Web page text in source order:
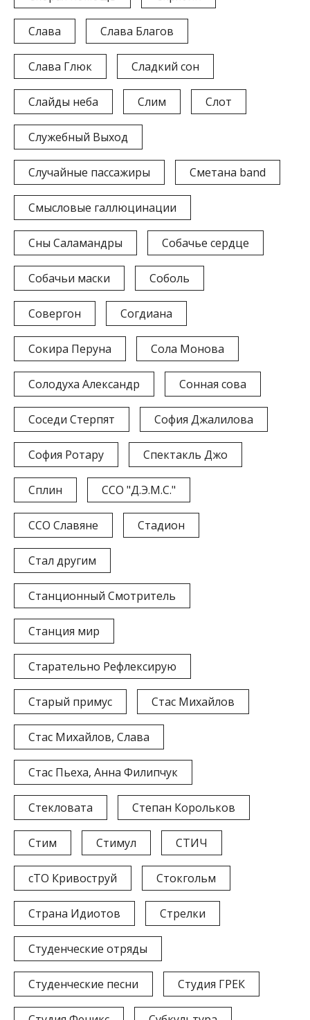
Слава Слава Благов
Слава Глюк Сладкий сон
Слайды неба Слим Слот
Служебный Выход
Случайные пассажиры Сметана band
Смысловые галлюцинации
Сны Саламандры Собачье сердце
Собачьи маски Соболь
Совергон Согдиана
Сокира Перуна Сола Монова
Солодуха Александр Сонная сова
Соседи Стерпят София Джалилова
София Ротару Спектакль Джо
Сплин ССО "Д.Э.М.С."
ССО Славяне Стадион
Стал другим
Станционный Смотритель
Станция мир
Старательно Рефлексирую
Старый примус Стас Михайлов
Стас Михайлов, Слава
Стас Пьеха, Анна Филипчук
Стекловата Степан Корольков
Стим Стимул СТИЧ
сТО Кривоструй Стокгольм
Страна Идиотов Стрелки
Студенческие отряды
Студенческие песни Студия ГРЕК